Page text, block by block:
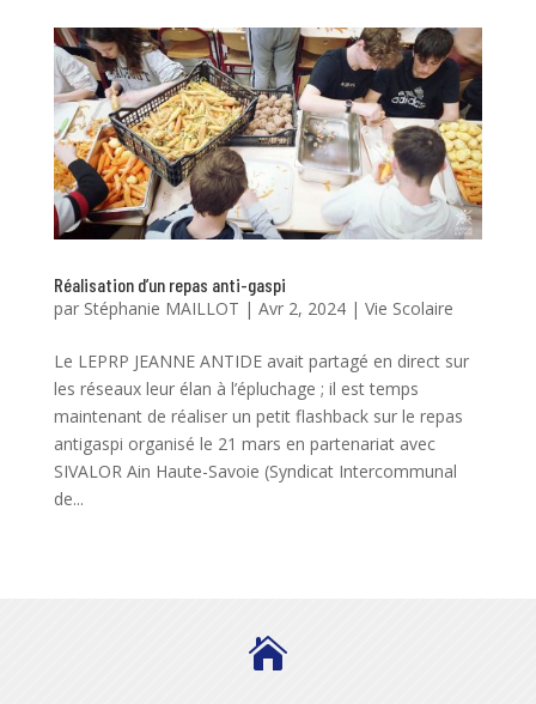
Réalisation d’un repas anti-gaspi
par Stéphanie MAILLOT | Avr 2, 2024| Vie Scolaire
Le LEPRP JEANNE ANTIDE avait partagé en direct sur
les réseaux leur élan à l’épluchage ; il est temps
maintenant de réaliser un petit flashback sur le repas
antigaspi organisé le 21 mars en partenariat avec
SIVALOR Ain Haute-Savoie (Syndicat Intercommunal
de...
